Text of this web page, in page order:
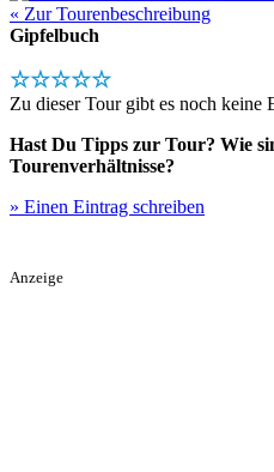
« Zur Tourenbeschreibung
Gipfelbuch
☆☆☆☆☆
Zu dieser Tour gibt es noch keine
Hast Du Tipps zur Tour? Wie
Tourenverhältnisse?
» Einen Eintrag schreiben
Anzeige